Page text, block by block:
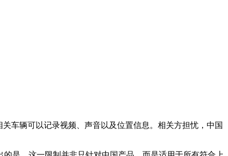
车辆可以记录视频、声音以及位置信息。相关方担忧，中国